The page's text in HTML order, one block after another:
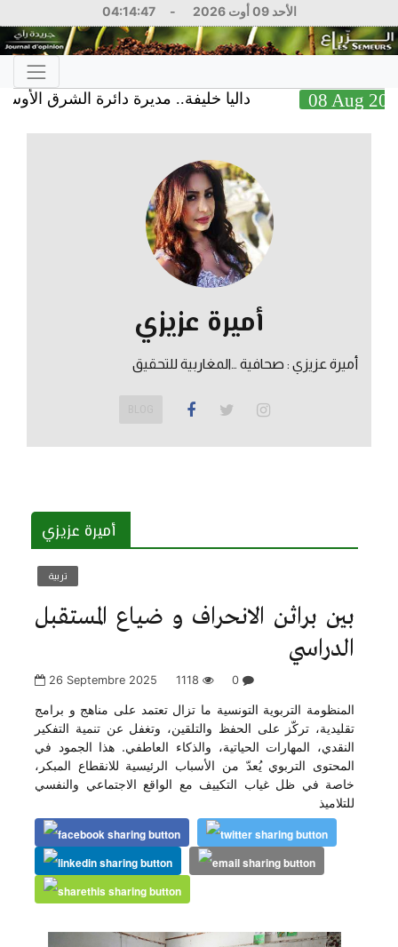
الأحد 09 أوت 2026 -
04:14:47
داليا خليفة.. مديرة دائرة الشرق الأوسط في 08
أميرة عزيزي
أميرة عزيزي : صحافية …المغاربية للتحقيق
تربية
بين براثن الانحراف و ضياع المستقبل
الدراسي
26 Septembre 2025 1118 0
المنظومة التربوية التونسية ما تزال تعتمد على مناهج و برامج
تقليدية، تركّز على الحفظ والتلقين، وتغفل عن تنمية التفكير
النقدي، المهارات الحياتية، والذكاء العاطفي. هذا الجمود في
المحتوى التربوي يُعدّ من الأسباب الرئيسية للانقطاع المبكر،
خاصة في ظل غياب التكييف مع الواقع الاجتماعي والنفسي
للتلاميذ